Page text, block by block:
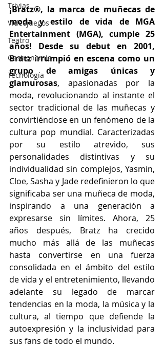
Trivias
Videojuegos
Teatro
Gastronomía
Tecnología
¡Bratz®, la marca de muñecas de
moda y estilo de vida de MGA
Entertainment (MGA), cumple 25
años! Desde su debut en 2001,
Bratz irrumpió en escena como un
grupo de amigas únicas y
glamurosas, apasionadas por la
moda, revolucionando al instante el
sector tradicional de las muñecas y
convirtiéndose en un fenómeno de la
cultura pop mundial. Caracterizadas
por su estilo atrevido, sus
personalidades distintivas y su
individualidad sin complejos, Yasmin,
Cloe, Sasha y Jade redefinieron lo que
significaba ser una muñeca de moda,
inspirando a una generación a
expresarse sin límites. Ahora, 25
años después, Bratz ha crecido
mucho más allá de las muñecas
hasta convertirse en una fuerza
consolidada en el ámbito del estilo
de vida y el entretenimiento, llevando
adelante su legado de marcar
tendencias en la moda, la música y la
cultura, al tiempo que defiende la
autoexpresión y la inclusividad para
sus fans de todo el mundo.